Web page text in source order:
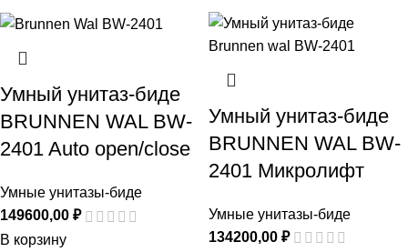
Умный унитаз-биде
BRUNNEN WAL BW-
2401 Auto open/close
Умные унитазы-биде
149600,00 ₽
В корзину
Умный унитаз-биде
BRUNNEN WAL BW-
2401 Микролифт
Умные унитазы-биде
134200,00 ₽